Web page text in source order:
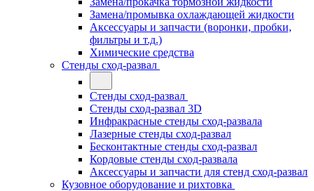
Замена/промывка охлаждающей жидкости
Аксессуары и запчасти (воронки, пробки,
фильтры и т.д.)
Химические средства
Стенды сход-развал
Стенды сход-развал
Стенды сход-развал 3D
Инфракрасные стенды сход-развала
Лазерные стенды сход-развал
Бесконтактные стенды сход-развал
Кордовые стенды сход-развала
Аксессуары и запчасти для стенд сход-развал
Кузовное оборудование и рихтовка